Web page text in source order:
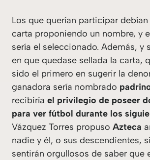
Los que querían participar debían
carta proponiendo un nombre, y
sería el seleccionado. Además, y
en que quedase sellada la carta,
sido el primero en sugerir la
ganadora sería nombrado
recibiría el privilegio de poseer
para ver fútbol durante los
Vázquez Torres propuso Azteca
nadie y él, o sus descendientes,
sentirán orgullosos de saber que